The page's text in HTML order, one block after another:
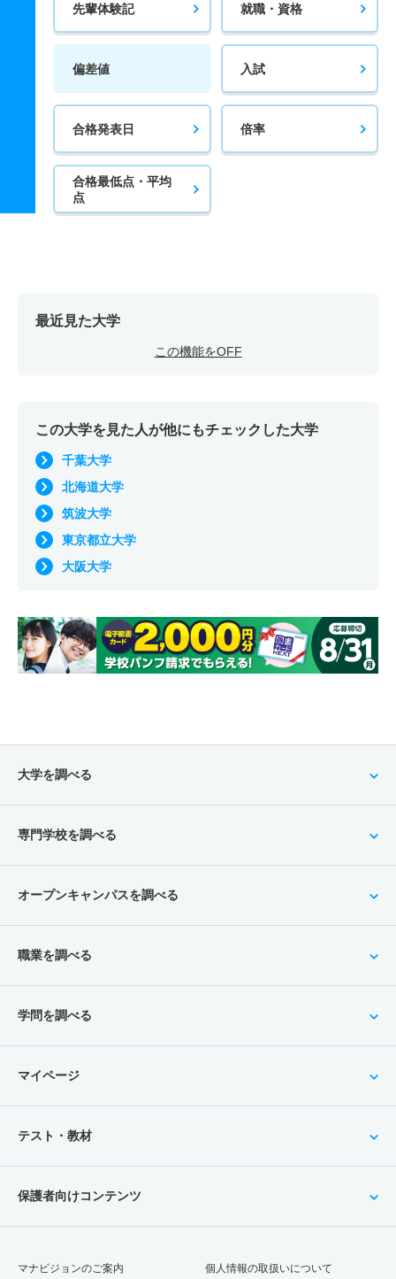
先輩体験記 就職・資格
偏差値 入試
合格発表日 倍率
合格最低点・平均
点
最近見た大学
この機能をOFF
この大学を見た人が他にもチェックした大学
千葉大学
北海道大学
筑波大学
東京都立大学
大阪大学
大学を調べる
専門学校を調べる
オープンキャンパスを調べる
職業を調べる
学問を調べる
マイページ
テスト・教材
保護者向けコンテンツ
マナビジョンのご案内 個人情報の取扱いについて